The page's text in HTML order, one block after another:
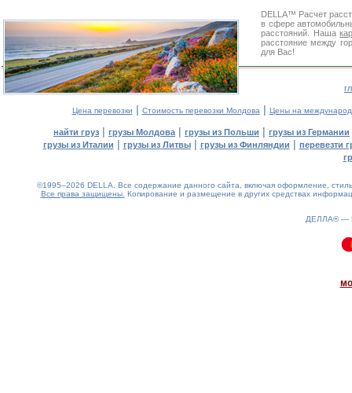
DELLA™ Расчет
в сфере
расстояний. Наша
расстояние между
для Вас!
Цена перевозки | Стоимость перевозки Молдова | Цены на
найти груз | грузы Молдова | грузы из Польши | грузы из Германии
грузы из Италии | грузы из Литвы| грузы из Финляндии | перевезти
©1995–2026 DELLA. Все содержание данного сайта, включая оформление,
Все права защищены. Копирование и размещение в других средствах
ДЕЛЛА® —